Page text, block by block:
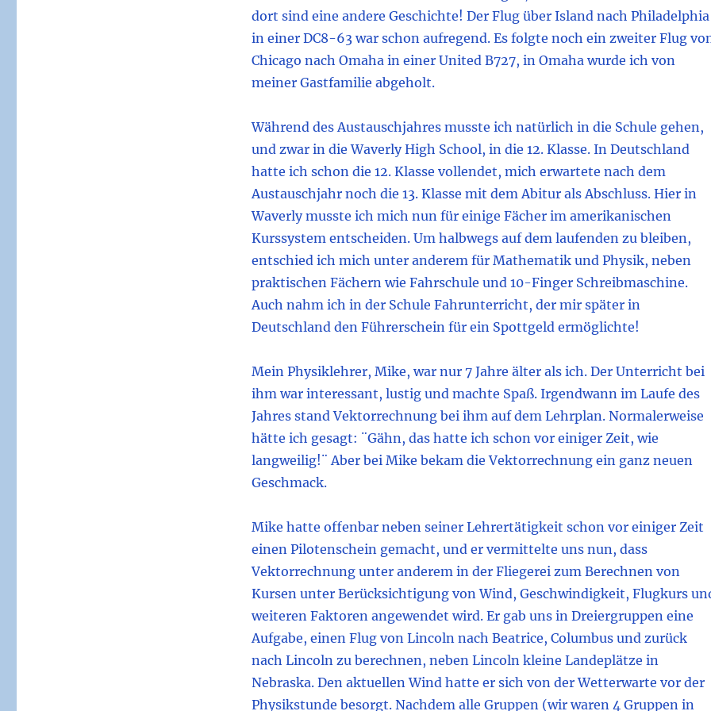
dort sind eine andere Geschichte! Der Flug über Island nach Philadelphia
in einer DC8-63 war schon aufregend. Es folgte noch ein zweiter Flug
Chicago nach Omaha in einer United B727, in Omaha wurde ich von
meiner Gastfamilie abgeholt.
Während des Austauschjahres musste ich natürlich in die Schule gehen,
und zwar in die Waverly High School, in die 12. Klasse. In Deutschland
hatte ich schon die 12. Klasse vollendet, mich erwartete nach dem
Austauschjahr noch die 13. Klasse mit dem Abitur als Abschluss. Hier in
Waverly musste ich mich nun für einige Fächer im amerikanischen
Kurssystem entscheiden. Um halbwegs auf dem laufenden zu bleiben,
entschied ich mich unter anderem für Mathematik und Physik, neben
praktischen Fächern wie Fahrschule und 10-Finger Schreibmaschine.
Auch nahm ich in der Schule Fahrunterricht, der mir später in
Deutschland den Führerschein für ein Spottgeld ermöglichte!
Mein Physiklehrer, Mike, war nur 7 Jahre älter als ich. Der Unterricht bei
ihm war interessant, lustig und machte Spaß. Irgendwann im Laufe des
Jahres stand Vektorrechnung bei ihm auf dem Lehrplan. Normalerweise
hätte ich gesagt: ¨Gähn, das hatte ich schon vor einiger Zeit, wie
langweilig!¨ Aber bei Mike bekam die Vektorrechnung ein ganz neuen
Geschmack.
Mike hatte offenbar neben seiner Lehrertätigkeit schon vor einiger Zeit
einen Pilotenschein gemacht, und er vermittelte uns nun, dass
Vektorrechnung unter anderem in der Fliegerei zum Berechnen von
Kursen unter Berücksichtigung von Wind, Geschwindigkeit, Flugkurs
weiteren Faktoren angewendet wird. Er gab uns in Dreiergruppen eine
Aufgabe, einen Flug von Lincoln nach Beatrice, Columbus und zurück
nach Lincoln zu berechnen, neben Lincoln kleine Landeplätze in
Nebraska. Den aktuellen Wind hatte er sich von der Wetterwarte vor der
Physikstunde besorgt. Nachdem alle Gruppen (wir waren 4 Gruppen in